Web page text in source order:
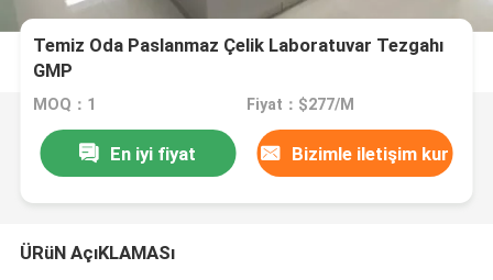
Temiz Oda Paslanmaz Çelik Laboratuvar Tezgahı
GMP
MOQ：1 Fiyat：$277/M
En iyi fiyat Bizimle iletişim kur
ÜRüN AçıKLAMASı